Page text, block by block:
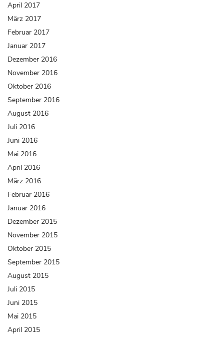
April 2017
März 2017
Februar 2017
Januar 2017
Dezember 2016
November 2016
Oktober 2016
September 2016
August 2016
Juli 2016
Juni 2016
Mai 2016
April 2016
März 2016
Februar 2016
Januar 2016
Dezember 2015
November 2015
Oktober 2015
September 2015
August 2015
Juli 2015
Juni 2015
Mai 2015
April 2015